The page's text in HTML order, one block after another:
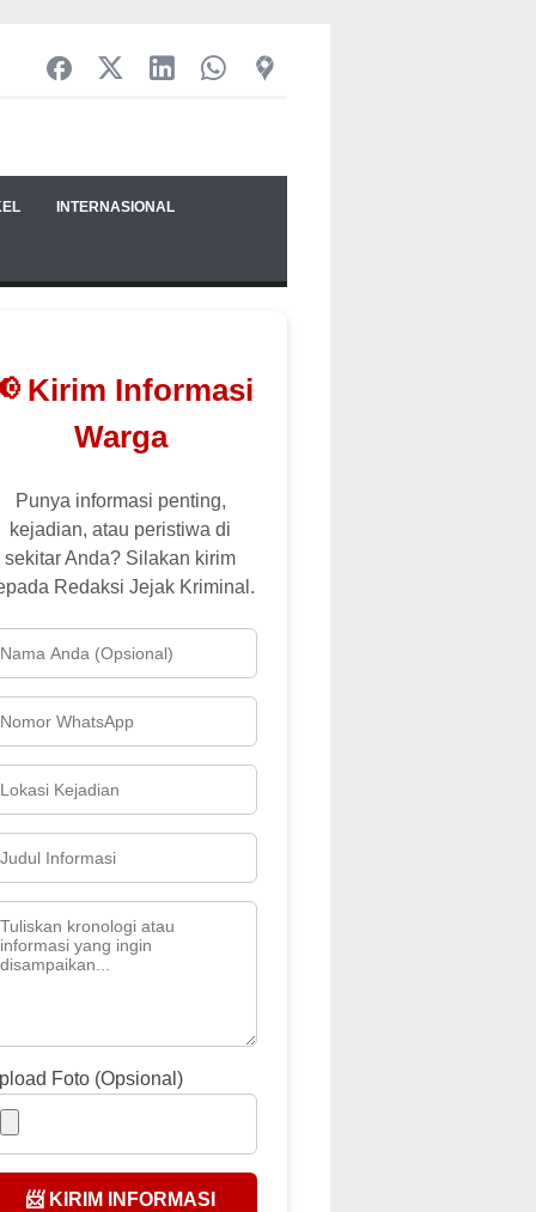
INTERNASIONAL
Kirim Informasi
Warga
Punya informasi penting,
kejadian, atau peristiwa di
sekitar Anda? Silakan kirim
Redaksi Jejak Kriminal.
Foto (Opsional)
📨 KIRIM INFORMASI